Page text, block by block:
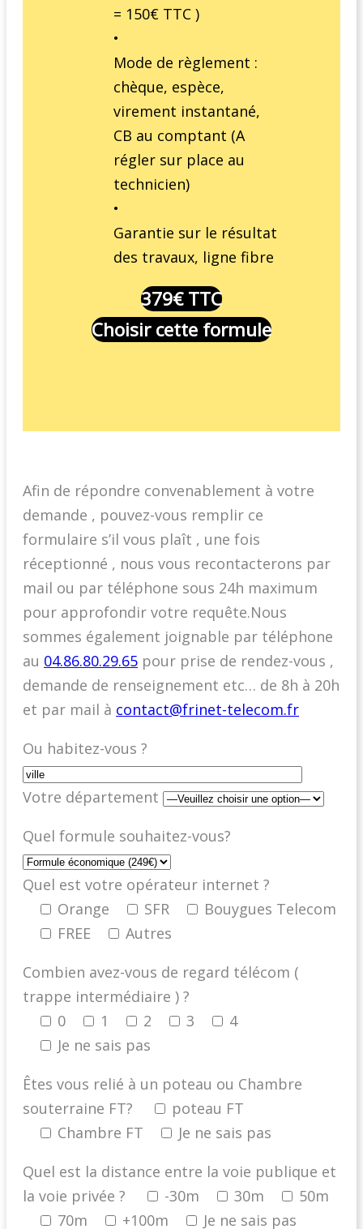
= 150€ TTC )
•
Mode de règlement :
chèque, espèce,
virement instantané,
CB au comptant (A
régler sur place au
technicien)
•
Garantie sur le résultat
des travaux, ligne fibre
379€ TTC
Choisir cette formule
Afin de répondre convenablement à votre
demande , pouvez-vous remplir ce
formulaire s’il vous plaît , une fois
réceptionné , nous vous recontacterons par
mail ou par téléphone sous 24h maximum
pour approfondir votre requête.Nous
sommes également joignable par téléphone
au 04.86.80.29.65 pour prise de rendez-vous ,
demande de renseignement etc… de 8h à 20h
et par mail à contact@frinet-telecom.fr
Ou habitez-vous ?
Votre département
Quel formule souhaitez-vous?
Quel est votre opérateur internet ?
Orange
SFR
Bouygues Telecom
FREE
Autres
Combien avez-vous de regard télécom (
trappe intermédiaire ) ?
0
1 2 3
4
Je ne sais pas
Êtes vous relié à un poteau ou Chambre
souterraine FT?
poteau FT
Chambre FT
Je ne sais pas
Quel est la distance entre la voie publique et
la voie privée ?
-30m 30m
50m
70m
+100m Je ne sais pas